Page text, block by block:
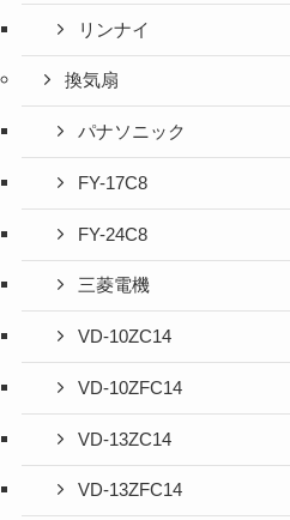
リンナイ
換気扇
パナソニック
FY-17C8
FY-24C8
三菱電機
VD-10ZC14
VD-10ZFC14
VD-13ZC14
VD-13ZFC14